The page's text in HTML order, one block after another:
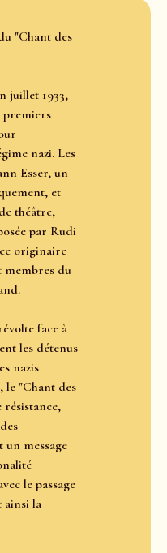
"Chant des
juillet 1933,
premiers
nazi. Les
Esser, un
et
théâtre,
par Rudi
originaire
membres du
face à
les détenus
nazis
le "Chant des
résistance,
message
le passage
ainsi la